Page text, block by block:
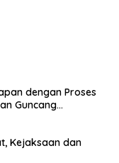
dengan Proses
Guncang
Kejaksaan dan